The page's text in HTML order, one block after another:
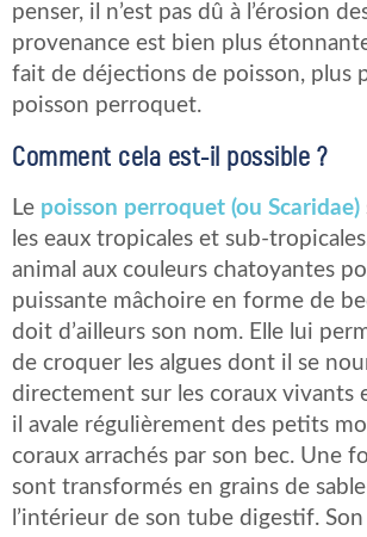
penser, il n’est pas dû à l’érosion
provenance est bien plus
fait de déjections de poisson, plus
poisson perroquet.
Comment cela est-il possible ?
Le poisson perroquet (ou Scaridae)
les eaux tropicales et sub-
animal aux couleurs chatoyantes
puissante mâchoire en forme de
doit d’ailleurs son nom. Elle lui
de croquer les algues dont il se
directement sur les coraux vivants
il avale régulièrement des petits
coraux arrachés par son bec. Une
sont transformés en grains de
l’intérieur de son tube digestif.